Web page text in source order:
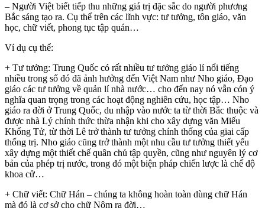
– Người Việt biết tiếp thu những giá trị đặc sắc do người phương
Bắc sáng tạo ra. Cụ thể trên các lĩnh vực: tư tưởng, tôn giáo, văn
học, chữ viết, phong tục tập quán…
Ví dụ cụ thể:
+ Tư tưởng: Trung Quốc có rất nhiều tư tưởng giáo lí nổi tiếng
nhiều trong số đó đã ảnh hưởng đến Việt Nam như Nho giáo, Đạo
giáo các tư tưởng về quản lí nhà nước… cho đến nay nó vẫn cón ý
nghĩa quan trọng trong các hoạt động nghiên cứu, học tập… Nho
giáo ra đời ở Trung Quốc, du nhập vào nước ta từ thời Bắc thuộc và
được nhà Lý chính thức thừa nhận khi cho xây dựng văn Miếu
Khổng Tử, từ thời Lê trở thành tư tưởng chính thống của giai cấp
thống trị. Nho giáo cũng trở thành một nhu cầu tư tưởng thiết yếu
xây dựng một thiết chế quân chủ tập quyền, cũng như nguyên lý cơ
bản của phép trị nước, trong đó một biện pháp chiến lược là chế độ
khoa cử…
+ Chữ viết: Chữ Hán – chúng ta không hoàn toàn dùng chữ Hán
mà đó là cơ sở cho chữ Nôm ra đời…